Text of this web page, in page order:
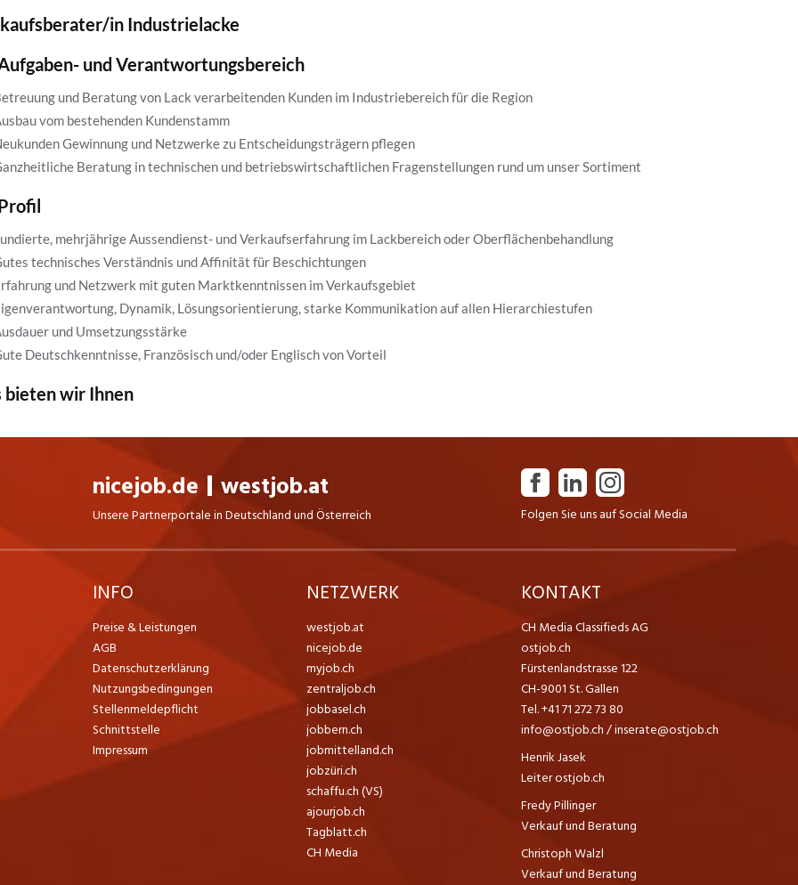
nicejob.de westjob.at
Unsere Partnerportale in Deutschland und Österreich Folgen Sie uns auf Social Media
INFO
Preise & Leistungen
AGB
Datenschutzerklärung
Nutzungsbedingungen
Stellenmeldepflicht
Schnittstelle
Impressum
NETZWERK
westjob.at
nicejob.de
myjob.ch
zentraljob.ch
jobbasel.ch
jobbern.ch
jobmittelland.ch
jobzüri.ch
schaffu.ch (VS)
ajourjob.ch
Tagblatt.ch
CH Media
KONTAKT
CH Media Classifieds AG
ostjob.ch
Fürstenlandstrasse 122
CH-9001 St. Gallen
Tel. +41 71 272 73 80
info@ostjob.ch/inserate@ostjob.ch
Henrik Jasek
Leiter ostjob.ch
Fredy Pillinger
Verkauf und Beratung
Christoph Walzl
Verkauf und Beratung